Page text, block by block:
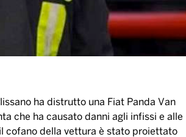
ha distrutto una Fiat Panda Van
che ha causato danni agli infissi e alle
cofano della vettura è stato proiettato